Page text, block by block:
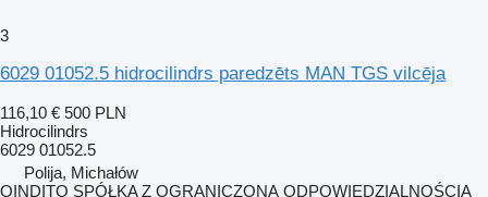
3
6029 01052.5 hidrocilindrs paredzēts MAN TGS vilcēja
116,10 € 500 PLN
Hidrocilindrs
6029 01052.5
Polija, Michałów
QINDITO SPÓŁKA Z OGRANICZONĄ ODPOWIEDZIALNOŚCIĄ